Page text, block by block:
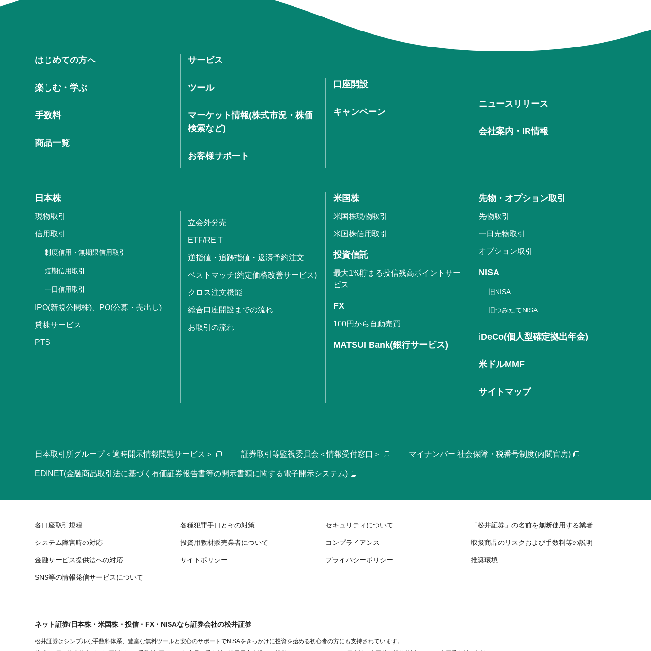
はじめての方へ
楽しむ・学ぶ
手数料
商品一覧
サービス
ツール
マーケット情報(株式市況・株価
検索など)
お客様サポート
口座開設
キャンペーン
ニュースリリース
会社案内・IR情報
日本株
現物取引
信用取引
制度信用・無期限信用取引
短期信用取引
一日信用取引
IPO(新規公開株)、PO(公募・売出し)
貸株サービス
PTS
立会外分売
ETF/REIT
逆指値・追跡指値・返済予約注文
ベストマッチ(約定価格改善サービス)
クロス注文機能
総合口座開設までの流れ
お取引の流れ
米国株
米国株現物取引
米国株信用取引
投資信託
最大1%貯まる投信残高ポイントサー
ビス
FX
100円から自動売買
MATSUI Bank(銀行サービス)
先物・オプション取引
先物取引
一日先物取引
オプション取引
NISA
旧NISA
旧つみたてNISA
iDeCo(個人型確定拠出年金)
米ドルMMF
サイトマップ
日本取引所グループ＜適時開示情報閲覧サービス＞ 証券取引等監視委員会＜情報受付窓口＞ マイナンバー 社会保障・税番号制度(内閣官房)
EDINET(金融商品取引法に基づく有価証券報告書等の開示書類に関する電子開示システム)
各口座取引規程 各種犯罪手口とその対策 セキュリティについて 「松井証券」の名前を無断使用する業者
システム障害時の対応 投資用教材販売業者について コンプライアンス 取扱商品のリスクおよび手数料等の説明
金融サービス提供法への対応 サイトポリシー プライバシーポリシー 推奨環境
SNS等の情報発信サービスについて
ネット証券/日本株・米国株・投信・FX・NISAなら証券会社の松井証券
松井証券はシンプルな手数料体系、豊富な無料ツールと安心のサポートでNISAをきっかけに投資を始める初心者の方にも支持されています。